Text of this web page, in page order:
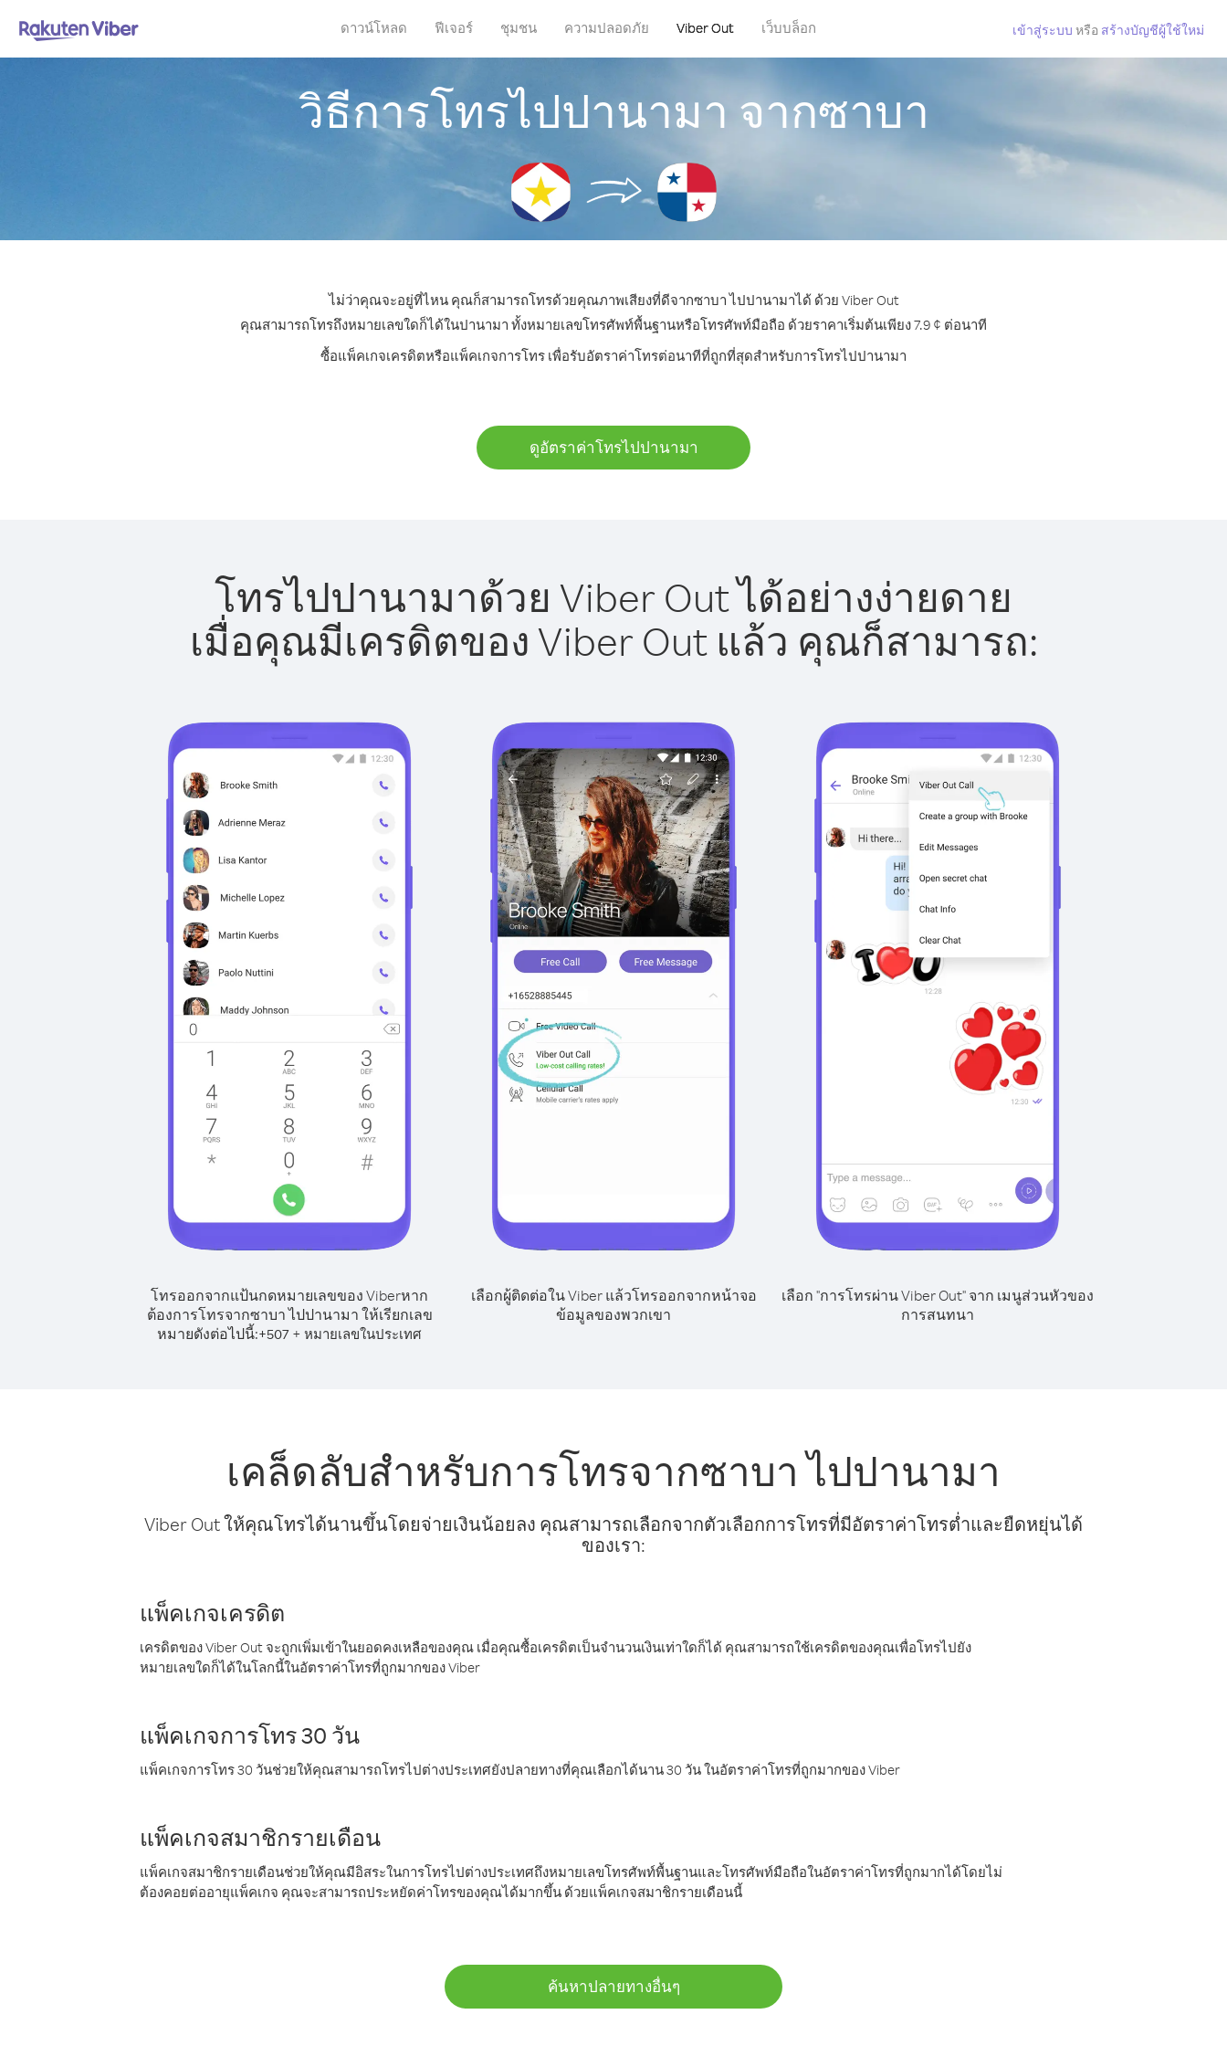
ดาวน์โหลด ฟีเจอร์ ชุมชน ความปลอดภัย Viber Out เว็บบล็อก เข้าสู่ระบบ หรือ สร้างบัญชีผู้ใช้ใหม่
วิธีการโทรไปปานามา จากซาบา
ไม่ว่าคุณจะอยู่ที่ไหน คุณก็สามารถโทรด้วยคุณภาพเสียงที่ดีจากซาบา ไปปานามาได้ ด้วย Viber Out
คุณสามารถโทรถึงหมายเลขใดก็ได้ในปานามา ทั้งหมายเลขโทรศัพท์พื้นฐานหรือโทรศัพท์มือถือ ด้วยราคาเริ่มต้นเพียง 7.9 ¢ ต่อนาที
ซื้อแพ็คเกจเครดิตหรือแพ็คเกจการโทร เพื่อรับอัตราค่าโทรต่อนาทีที่ถูกที่สุดสำหรับการโทรไปปานามา
ดูอัตราค่าโทรไปปานามา
โทรไปปานามาด้วย Viber Out ได้อย่างง่ายดาย
เมื่อคุณมีเครดิตของ Viber Out แล้ว คุณก็สามารถ:
โทรออกจากแป้นกดหมายเลขของ Viberหาก
ต้องการโทรจากซาบา ไปปานามา ให้เรียกเลข
หมายดังต่อไปนี้:+507 + หมายเลขในประเทศ
เลือกผู้ติดต่อใน Viber แล้วโทรออกจากหน้าจอ
ข้อมูลของพวกเขา
เลือก "การโทรผ่าน Viber Out" จาก เมนูส่วนหัวของ
การสนทนา
เคล็ดลับสำหรับการโทรจากซาบา ไปปานามา
Viber Out ให้คุณโทรได้นานขึ้นโดยจ่ายเงินน้อยลง คุณสามารถเลือกจากตัวเลือกการโทรที่มีอัตราค่าโทรต่ำและยืดหยุ่นได้
ของเรา:
แพ็คเกจเครดิต
เครดิตของ Viber Out จะถูกเพิ่มเข้าในยอดคงเหลือของคุณ เมื่อคุณซื้อเครดิตเป็นจำนวนเงินเท่าใดก็ได้ คุณสามารถใช้เครดิตของคุณเพื่อโทรไปยัง
หมายเลขใดก็ได้ในโลกนี้ในอัตราค่าโทรที่ถูกมากของ Viber
แพ็คเกจการโทร 30 วัน
แพ็คเกจการโทร 30 วันช่วยให้คุณสามารถโทรไปต่างประเทศยังปลายทางที่คุณเลือกได้นาน 30 วัน ในอัตราค่าโทรที่ถูกมากของ Viber
แพ็คเกจสมาชิกรายเดือน
แพ็คเกจสมาชิกรายเดือนช่วยให้คุณมีอิสระในการโทรไปต่างประเทศถึงหมายเลขโทรศัพท์พื้นฐานและโทรศัพท์มือถือในอัตราค่าโทรที่ถูกมากได้โดยไม่
ต้องคอยต่ออายุแพ็คเกจ คุณจะสามารถประหยัดค่าโทรของคุณได้มากขึ้น ด้วยแพ็คเกจสมาชิกรายเดือนนี้
ค้นหาปลายทางอื่นๆ